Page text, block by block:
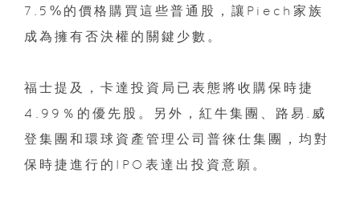
7.5%的價格購買這些普通股，讓Piech家族
成為擁有否決權的關鍵少數。
福士提及，卡達投資局已表態將收購保時捷
4.99％的優先股。另外，紅牛集團、路易.威
登集團和環球資產管理公司普徠仕集團，均對
保時捷進行的IPO表達出投資意願。